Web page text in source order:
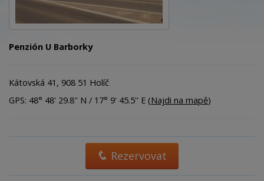
Penzión U Barborky
Kátovská 41, 908 51 Holíč
GPS: 48° 48' 29.8'' N / 17° 9' 45.5'' E (Najdi na mapě)
Rezervovat